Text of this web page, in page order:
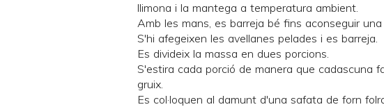
llimona i la mantega a temperatura ambient.
Amb les mans, es barreja bé fins aconseguir
S'hi afegeixen les avellanes pelades i es barreja.
Es divideix la massa en dues porcions.
S'estira cada porció de manera que cadascuna
gruix.
Es col·loquen al damunt d'una safata de forn